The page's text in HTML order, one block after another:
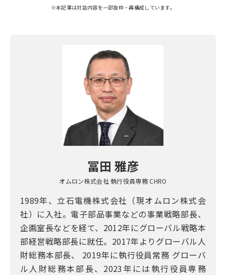
※本記事は対談内容を一部抜粋・再構成しています。
冨田 雅彦
オムロン株式会社 執行役員専務 CHRO
1989年、立石電機株式会社（現オムロン株式会
社）に入社。電子部品事業などの事業戦略部長、
企画室長などを経て、2012年にグローバル戦略本
部経営戦略部長に就任。2017年よりグローバル人
財総務本部長、 2019年に執行役員常務 グローバ
ル人財総務本部長、2023年には執行役員専務